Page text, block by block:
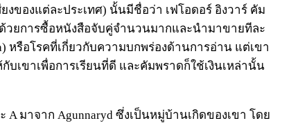
งของแต่ละประเทศ) นั้นมีชื่อว่า เฟโอดอร์ อิงวาร์ คัม
ด้วยการซื้อหนังสือจับคู่จำนวนมากและนำมาขายทีละ
หรือโรคที่เกี่ยวกับความบกพร่องด้านการอ่าน แต่เขา
เขาเพื่อการเรียนที่ดี และคัมพราดก็ใช้เงินเหล่านั้น
มาจาก Agunnaryd ซึ่งเป็นหมู่บ้านเกิดของเขา โดย